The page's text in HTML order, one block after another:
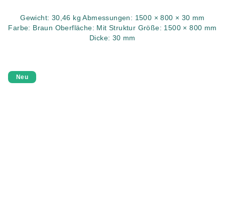
Gewicht: 30,46 kg Abmessungen: 1500 × 800 × 30 mm
Farbe: Braun Oberfläche: Mit Struktur Größe: 1500 × 800 mm
Dicke: 30 mm
Neu